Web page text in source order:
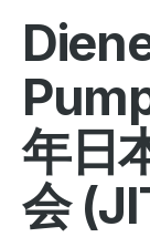
年日
会